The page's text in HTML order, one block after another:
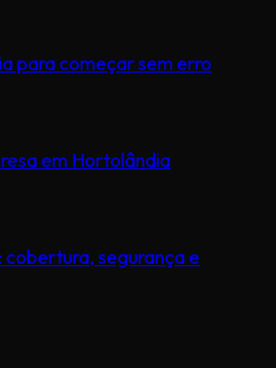
para começar sem erro
em Hortolândia
segurança e